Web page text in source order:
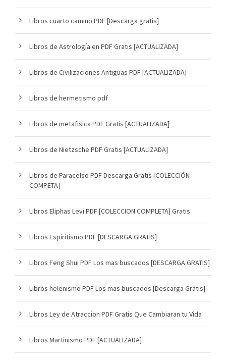
Libros cuarto camino PDF [Descarga gratis]
Libros de Astrología en PDF Gratis [ACTUALIZADA]
Libros de Civilizaciones Antiguas PDF [ACTUALIZADA]
Libros de hermetismo pdf
Libros de metafisica PDF Gratis [ACTUALIZADA]
Libros de Nietzsche PDF Gratis [ACTUALIZADA]
Libros de Paracelso PDF Descarga Gratis [COLECCIÓN
COMPETA]
Libros Eliphas Levi PDF [COLECCION COMPLETA] Gratis
Libros Espiritismo PDF [DESCARGA GRATIS]
Libros Feng Shui PDF Los mas buscados [DESCARGA GRATIS]
Libros helenismo PDF Los mas buscados [Descarga Gratis]
Libros Ley de Atraccion PDF Gratis Que Cambiaran tu Vida
Libros Martinismo PDF [ACTUALIZADA]